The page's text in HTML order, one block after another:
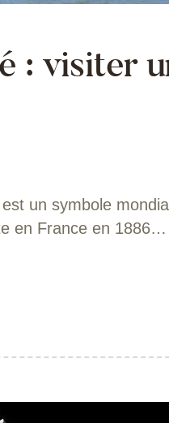
: visiter
un symbole
en France en 1886…